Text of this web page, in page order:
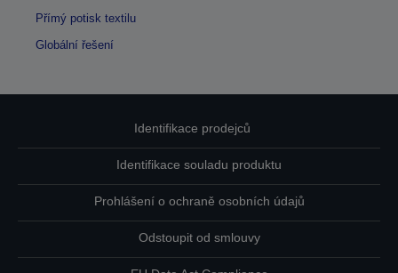
Přímý potisk textilu
Globální řešení
Identifikace prodejců
Identifikace souladu produktu
Prohlášení o ochraně osobních údajů
Odstoupit od smlouvy